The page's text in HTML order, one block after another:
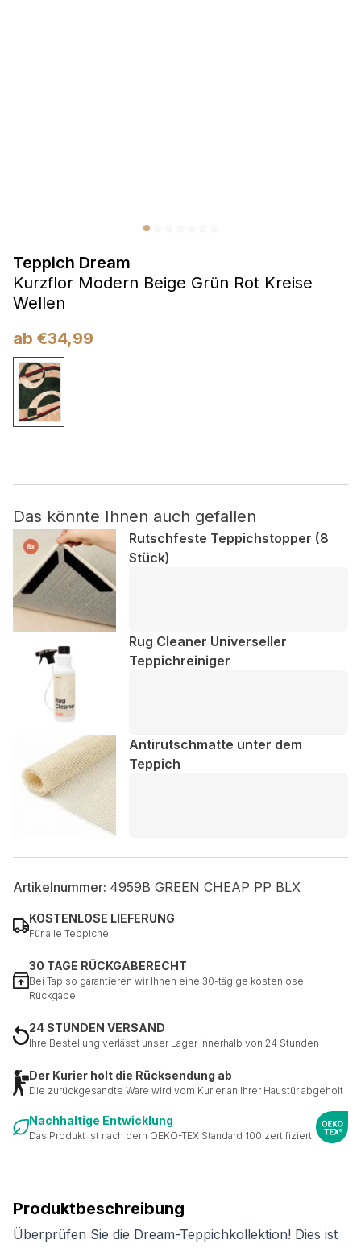
Teppich Dream
Kurzflor Modern Beige Grün Rot Kreise
Wellen
ab €34,99
Produktbeschreibung
Überprüfen Sie die Dream-Teppichkollektion! Dies ist
Das könnte Ihnen auch gefallen
Rutschfeste Teppichstopper (8
Stück)
Rug Cleaner Universeller
Teppichreiniger
Antirutschmatte unter dem
Teppich
Artikelnummer: 4959B GREEN CHEAP PP BLX
KOSTENLOSE LIEFERUNG
Für alle Teppiche
30 TAGE RÜCKGABERECHT
Bei Tapiso garantieren wir Ihnen eine 30-tägige kostenlose
Rückgabe
24 STUNDEN VERSAND
Ihre Bestellung verlässt unser Lager innerhalb von 24 Stunden
Der Kurier holt die Rücksendung ab
Die zurückgesandte Ware wird vom Kurier an Ihrer Haustür abgeholt
Nachhaltige Entwicklung
Das Produkt ist nach dem OEKO-TEX Standard 100 zertifiziert
Marketing
Marketing-Cookies werden verwendet, um Benutzer über
Websites hinweg zu verfolgen. Das Ziel ist es, Anzeigen
ansprechend sind und somit wertvoller für Herausgeber und
Werbetreibende Dritter sind.
Nicht kategorisiert.
Alle ablehnen
Meine Einstellungen speichern